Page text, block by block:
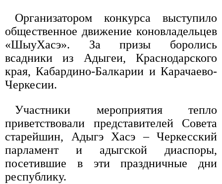
Организатором конкурса выступило
общественное движение коновладельцев
«ШыуХасэ». За призы боролись
всадники из Адыгеи, Краснодарского
края, Кабардино-Балкарии и Карачаево-
Черкесии.
Участники мероприятия тепло
приветствовали представителей Совета
старейшин, Адыгэ Хасэ – Черкесский
парламент и адыгской диаспоры,
посетившие в эти праздничные дни
республику.